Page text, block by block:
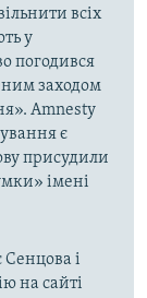
всіх
у
погодився
заходом
Amnesty
є
присудили
імені
і
на сайті